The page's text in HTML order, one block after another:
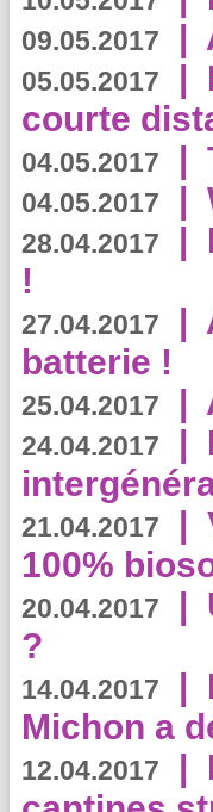
09.05.2017 |
05.05.2017 |
courte
04.05.2017 |
04.05.2017 |
28.04.2017 |
!
27.04.2017 |
batterie !
25.04.2017 |
24.04.2017 |
21.04.2017 |
100%
20.04.2017 |
?
14.04.2017 |
Michon a
12.04.2017 |